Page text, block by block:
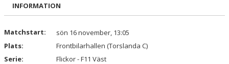
MATCHER
TRUPPEN
BILDGALLERI
INFORMATION
Matchstart:
sön 16 november, 13:05
Plats:
Frontbilarhallen (Torslanda C)
Serie:
Flickor - F11 Väst